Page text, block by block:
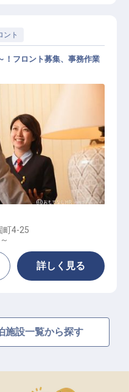
ント
！フロント募集、事務作業
町4-25
詳しく見る
施設一覧から探す